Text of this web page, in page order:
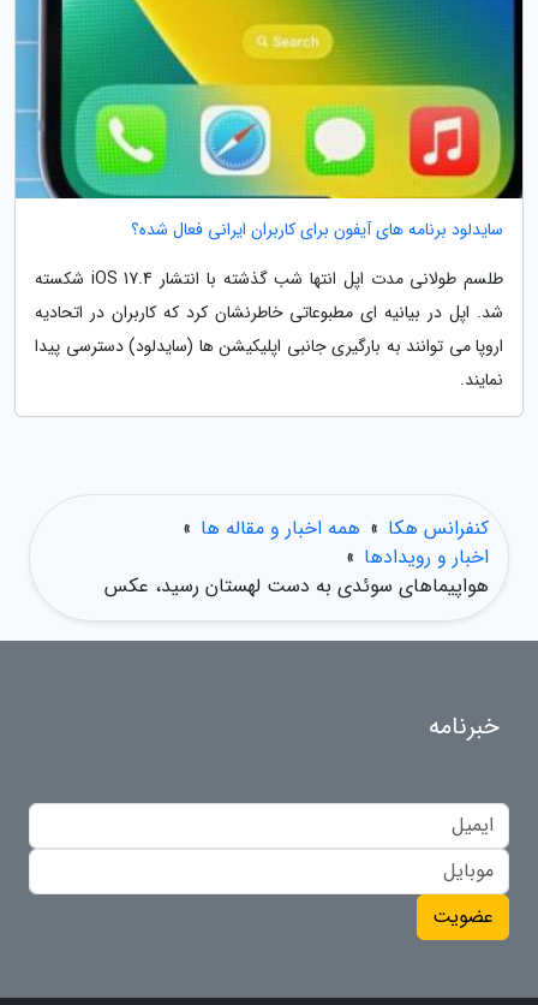
سایدلود برنامه های آیفون برای کاربران ایرانی فعال شده؟
طلسم طولانی مدت اپل انتها شب گذشته با انتشار iOS 17.4 شکسته
شد. اپل در بیانیه ای مطبوعاتی خاطرنشان کرد که کاربران در اتحادیه
اروپا می توانند به بارگیری جانبی اپلیکیشن ها (سایدلود) دسترسی پیدا
نمایند.
کنفرانس هکا » همه اخبار و مقاله ها »
اخبار و رویدادها »
هواپیماهای سوئدی به دست لهستان رسید، عکس
خبرنامه
عضویت